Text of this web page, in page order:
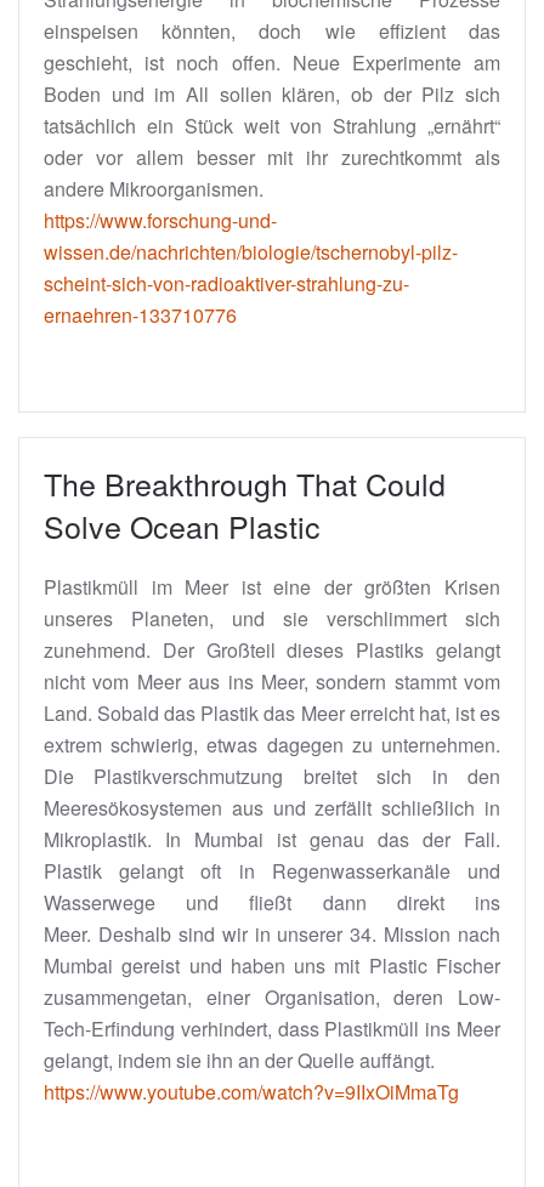
einspeisen könnten, doch wie effizient das
geschieht, ist noch offen. Neue Experimente am
Boden und im All sollen klären, ob der Pilz sich
tatsächlich ein Stück weit von Strahlung „ernährt“
oder vor allem besser mit ihr zurechtkommt als
andere Mikroorganismen.
https://www.forschung-und-
wissen.de/nachrichten/biologie/tschernobyl-pilz-
scheint-sich-von-radioaktiver-strahlung-zu-
ernaehren-133710776
The Breakthrough That Could
Solve Ocean Plastic
Plastikmüll im Meer ist eine der größten Krisen
unseres Planeten, und sie verschlimmert sich
zunehmend. Der Großteil dieses Plastiks gelangt
nicht vom Meer aus ins Meer, sondern stammt vom
Land. Sobald das Plastik das Meer erreicht hat, ist es
extrem schwierig, etwas dagegen zu unternehmen.
Die Plastikverschmutzung breitet sich in den
Meeresökosystemen aus und zerfällt schließlich in
Mikroplastik. In Mumbai ist genau das der Fall.
Plastik gelangt oft in Regenwasserkanäle und
Wasserwege und fließt dann direkt ins
Meer. Deshalb sind wir in unserer 34. Mission nach
Mumbai gereist und haben uns mit Plastic Fischer
zusammengetan, einer Organisation, deren Low-
Tech-Erfindung verhindert, dass Plastikmüll ins Meer
gelangt, indem sie ihn an der Quelle auffängt.
https://www.youtube.com/watch?v=9IIxOiMmaTg